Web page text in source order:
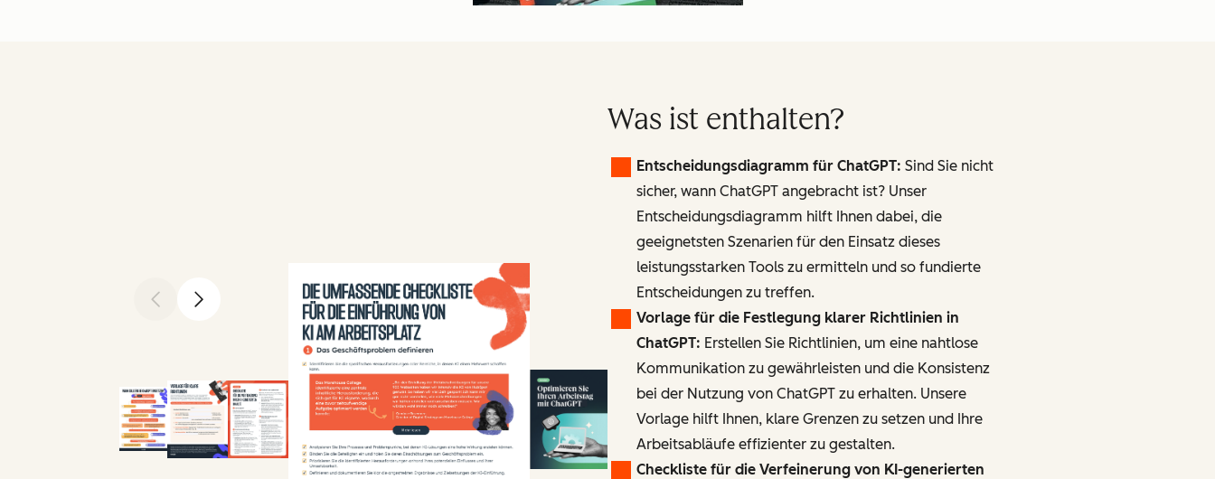
Vorherige Folie
Nächste Folie
Was ist enthalten?
Entscheidungsdiagramm für ChatGPT: Sind Sie nicht
sicher, wann ChatGPT angebracht ist? Unser
Entscheidungsdiagramm hilft Ihnen dabei, die
geeignetsten Szenarien für den Einsatz dieses
leistungsstarken Tools zu ermitteln und so fundierte
Entscheidungen zu treffen.
Vorlage für die Festlegung klarer Richtlinien in
ChatGPT: Erstellen Sie Richtlinien, um eine nahtlose
Kommunikation zu gewährleisten und die Konsistenz
bei der Nutzung von ChatGPT zu erhalten. Unsere
Vorlage hilft Ihnen, klare Grenzen zu setzen und Ihre
Arbeitsabläufe effizienter zu gestalten.
Checkliste für die Verfeinerung von KI-generierten